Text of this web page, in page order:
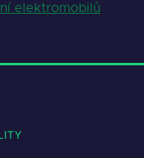
elektromobilů